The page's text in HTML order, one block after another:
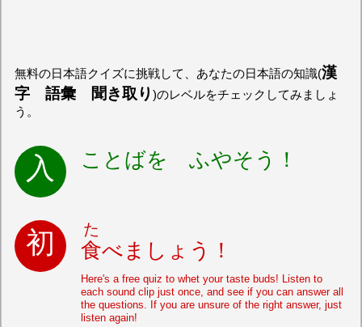
無料の日本語クイズに挑戦して、あなたの日本語の知識(漢
字 語彙 聞き取り )のレベルをチェックしてみましょ
う。
ことばを ふやそう！
食
た
べましょう！
Here's a free quiz to whet your taste buds! Listen to
each sound clip just once, and see if you can answer all
the questions. If you are unsure of the right answer, just
listen again!